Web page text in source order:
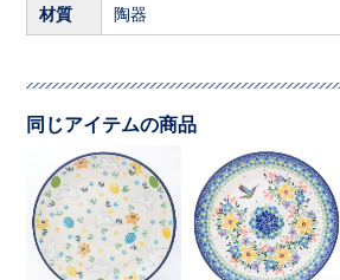
材質 陶器
同じアイテムの商品